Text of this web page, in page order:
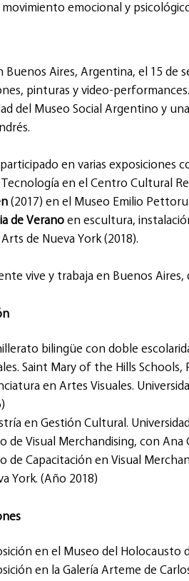
emocional y
Buenos Aires, Argentina, el 15 de
pinturas y video-
del Museo Social Argentino y
participado en varias exposiciones
Tecnología en el Centro Cultural
(2017) en el Museo Emilio
de Verano en escultura,
de Nueva York (2018).
vive y trabaja en Buenos
bilingüe con doble
Saint Mary of the Hills Schools,
en Artes Visuales.
en Gestión Cultural.
de Visual Merchandising, con Ana
de Capacitación en Visual
York. (Año 2018)
en el Museo del Holocausto
en la Galería Arteme de